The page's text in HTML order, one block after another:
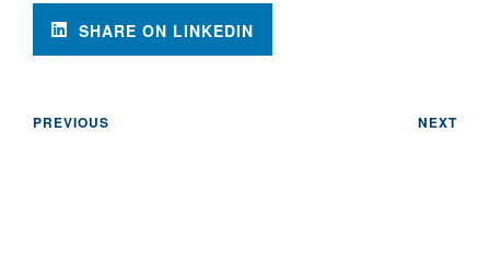
SHARE ON LINKEDIN
PREVIOUS NEXT